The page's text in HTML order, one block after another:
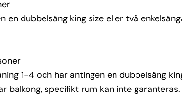
en dubbelsäng king size eller två
1-4 och har antingen en dubbelsäng
balkong, specifikt rum kan inte